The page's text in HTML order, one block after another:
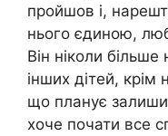
пройшов і,
нього єдиною,
Він ніколи
інших дітей,
що планує
хоче почати все